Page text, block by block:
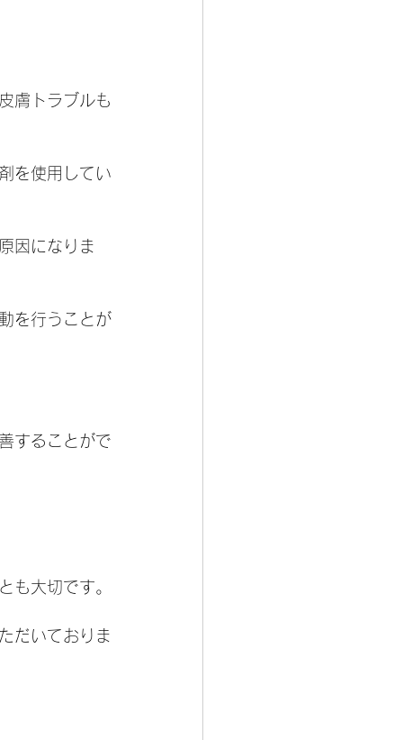
膚トラブルも
を使用してい
因になりま
を行うことが
することがで
も大切です。
だいておりま